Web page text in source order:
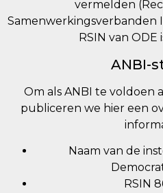
vermelden
Samenwerkingsverbanden
RSIN van ODE
ANBI-
Om als ANBI te voldoen
publiceren we hier een
Naam van de
RSIN